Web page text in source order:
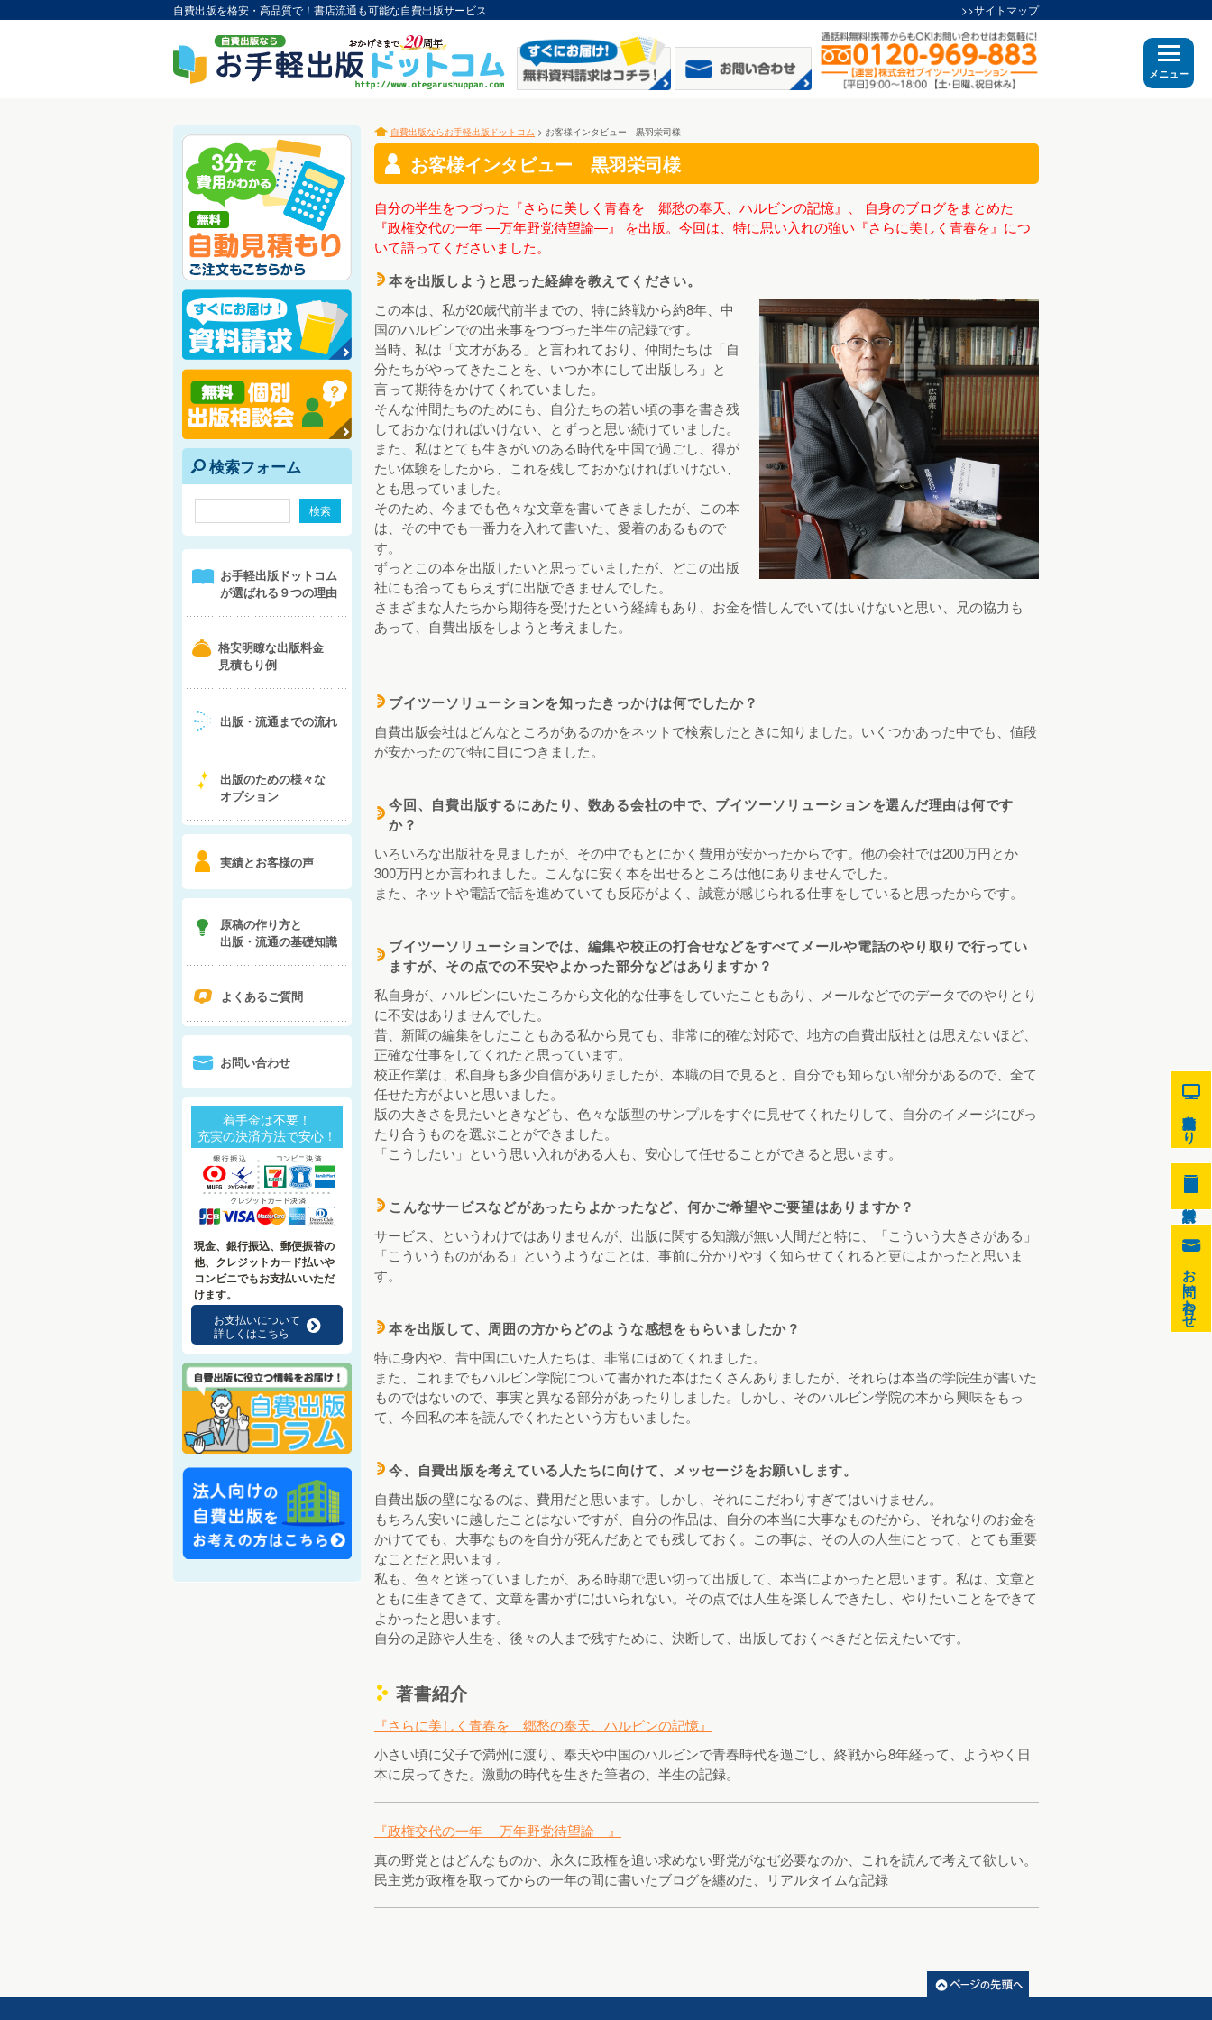
自費出版を格安・高品質で！書店流通も可能な自費出版サービス >>サイトマップ
3 自費出版ならお手軽出版ドットコム > お客様インタビュー 黒羽栄司様
6 お客様インタビュー 黒羽栄司様
自分の半生をつづった『さらに美しく青春を 郷愁の奉天、ハルビンの記憶』、 自身のブログをまとめた
『政権交代の一年 ―万年野党待望論―』 を出版。今回は、特に思い入れの強い『さらに美しく青春を』につ
いて語ってくださいました。
d 本を出版しようと思った経緯を教えてください。
この本は、私が20歳代前半までの、特に終戦から約8年、中
国のハルビンでの出来事をつづった半生の記録です。
当時、私は「文才がある」と言われており、仲間たちは「自
分たちがやってきたことを、いつか本にして出版しろ」と
言って期待をかけてくれていました。
そんな仲間たちのためにも、自分たちの若い頃の事を書き残
しておかなければいけない、とずっと思い続けていました。
また、私はとても生きがいのある時代を中国で過ごし、得が
たい体験をしたから、これを残しておかなければいけない、
とも思っていました。
そのため、今までも色々な文章を書いてきましたが、この本
は、その中でも一番力を入れて書いた、愛着のあるもので
す。
ずっとこの本を出版したいと思っていましたが、どこの出版
社にも拾ってもらえずに出版できませんでした。
さまざまな人たちから期待を受けたという経緯もあり、お金を惜しんでいてはいけないと思い、兄の協力も
あって、自費出版をしようと考えました。
d ブイツーソリューションを知ったきっかけは何でしたか？
自費出版会社はどんなところがあるのかをネットで検索したときに知りました。いくつかあった中でも、値段
が安かったので特に目につきました。
d 今回、自費出版するにあたり、数ある会社の中で、ブイツーソリューションを選んだ理由は何です
か？
いろいろな出版社を見ましたが、その中でもとにかく費用が安かったからです。他の会社では200万円とか
300万円とか言われました。こんなに安く本を出せるところは他にありませんでした。
また、ネットや電話で話を進めていても反応がよく、誠意が感じられる仕事をしていると思ったからです。
d ブイツーソリューションでは、編集や校正の打合せなどをすべてメールや電話のやり取りで行ってい
ますが、その点での不安やよかった部分などはありますか？
私自身が、ハルビンにいたころから文化的な仕事をしていたこともあり、メールなどでのデータでのやりとり
に不安はありませんでした。
昔、新聞の編集をしたこともある私から見ても、非常に的確な対応で、地方の自費出版社とは思えないほど、
正確な仕事をしてくれたと思っています。
校正作業は、私自身も多少自信がありましたが、本職の目で見ると、自分でも知らない部分があるので、全て
任せた方がよいと思いました。
版の大きさを見たいときなども、色々な版型のサンプルをすぐに見せてくれたりして、自分のイメージにぴっ
たり合うものを選ぶことができました。
「こうしたい」という思い入れがある人も、安心して任せることができると思います。
d こんなサービスなどがあったらよかったなど、何かご希望やご要望はありますか？
サービス、というわけではありませんが、出版に関する知識が無い人間だと特に、「こういう大きさがある」
「こういうものがある」というようなことは、事前に分かりやすく知らせてくれると更によかったと思いま
す。
d 本を出版して、周囲の方からどのような感想をもらいましたか？
特に身内や、昔中国にいた人たちは、非常にほめてくれました。
また、これまでもハルビン学院について書かれた本はたくさんありましたが、それらは本当の学院生が書いた
ものではないので、事実と異なる部分があったりしました。しかし、そのハルビン学院の本から興味をもっ
て、今回私の本を読んでくれたという方もいました。
d 今、自費出版を考えている人たちに向けて、メッセージをお願いします。
自費出版の壁になるのは、費用だと思います。しかし、それにこだわりすぎてはいけません。
もちろん安いに越したことはないですが、自分の作品は、自分の本当に大事なものだから、それなりのお金を
かけてでも、大事なものを自分が死んだあとでも残しておく。この事は、その人の人生にとって、とても重要
なことだと思います。
私も、色々と迷っていましたが、ある時期で思い切って出版して、本当によかったと思います。私は、文章と
ともに生きてきて、文章を書かずにはいられない。その点では人生を楽しんできたし、やりたいことをできて
よかったと思います。
自分の足跡や人生を、後々の人まで残すために、決断して、出版しておくべきだと伝えたいです。
c 著書紹介
『さらに美しく青春を 郷愁の奉天、ハルビンの記憶』
小さい頃に父子で満州に渡り、奉天や中国のハルビンで青春時代を過ごし、終戦から8年経って、ようやく日
本に戻ってきた。激動の時代を生きた筆者の、半生の記録。
『政権交代の一年 ―万年野党待望論―』
真の野党とはどんなものか、永久に政権を追い求めない野党がなぜ必要なのか、これを読んで考えて欲しい。
民主党が政権を取ってからの一年の間に書いたブログを纏めた、リアルタイムな記録
e 検索フォーム
1 お手軽出版ドットコム
が選ばれる９つの理由
b 格安明瞭な出版料金
見積もり例
4 出版・流通までの流れ
5
出版のための様々な
オプション
6 実績とお客様の声
7
原稿の作り方と
出版・流通の基礎知識
q よくあるご質問
0 お問い合わせ
着手金は不要！
充実の決済方法で安心！
現金、銀行振込、郵便振替の
他、クレジットカード払いや
コンビニでもお支払いいただ
けます。
お支払いについて
詳しくはこちら
f
メニュー
9
自動見積もり
8
0
お問い合わせ